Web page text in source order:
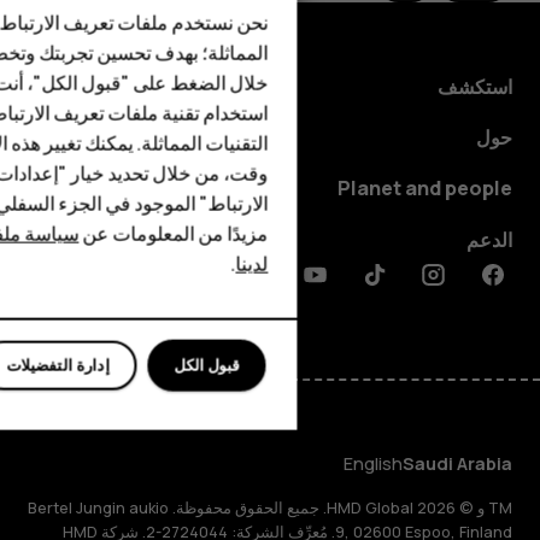
الهواتف المميزة
الأكسسوارات
HMD Terra M
HMD DUB
HMD Watch
استكشف
حول
Planet and people
الدعم
Facebook
Instagram
Tiktok
Youtube
Saudi Arabia
English
TM و © 2026 HMD Global. جميع الحقوق محفوظة. Bertel Jungin aukio
9, 02600 Espoo, Finland. مُعرِّف الشركة: 2724044-2. شركة HMD
نحن نستخدم ملفات تعريف
المماثلة؛ بهدف تحسين تجربتك
خلال الضغط على "قبول الكل"،
استخدام تقنية ملفات تعريف
التقنيات المماثلة. يمكنك تغيير
وقت، من خلال تحديد خيار
الارتباط" الموجود في الجزء
مزيدًا من المعلومات عنسياسة
لدينا.
إدارة التفضيلات قبول الكل